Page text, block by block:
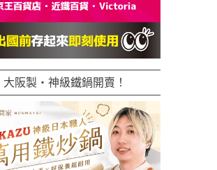
大阪製・神級鐵鍋開賣！